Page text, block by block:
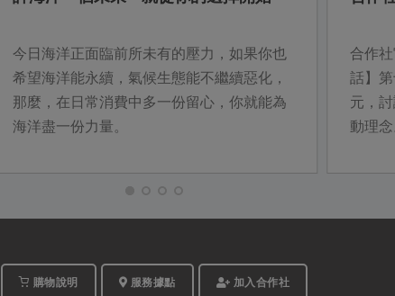
今日海洋正面臨前所未有的壓力，如果你也
希望海洋能永續，氣候生態能不繼續惡化，
那麼，在日常消費中多一份留心，你就能為
海洋盡一份力量。
合作
話】
元，
動理
人物
購物說明 服務據點 加入合作社